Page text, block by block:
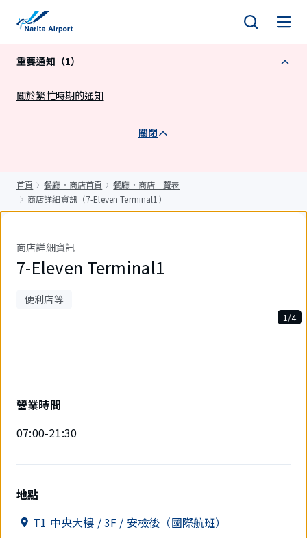
重要通知（1）
關於繁忙時期的通知
關閉
首頁 餐廳・商店首頁
餐廳・商店一覽表
商店詳細資訊（7-Eleven Terminal1）
商店詳細資訊
7-Eleven Terminal1
便利店等
件。
1/4
營業時間
07:00-21:30
地點
T1 中央大樓 / 3F / 安檢後（國際航班）